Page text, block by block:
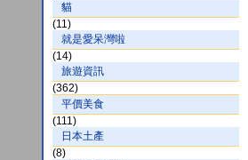
貓
(11)
就是愛呆灣啦
(14)
旅遊資訊
(362)
平價美食
(111)
日本土產
(8)